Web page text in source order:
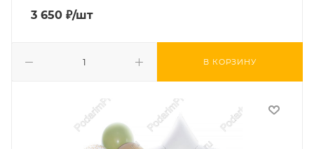
3 650 ₽/шт
В КОРЗИНУ